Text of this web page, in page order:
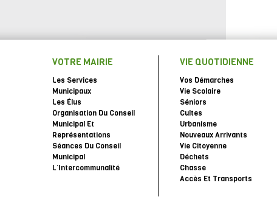
VOTRE MAIRIE
Les Services
Municipaux
Les Élus
Organisation Du Conseil
Municipal Et
Représentations
Séances Du Conseil
Municipal
L’Intercommunalité
VIE QUOTIDIENNE
Vos Démarches
Vie Scolaire
Séniors
Cultes
Urbanisme
Nouveaux Arrivants
Vie Citoyenne
Déchets
Chasse
Accès Et Transports